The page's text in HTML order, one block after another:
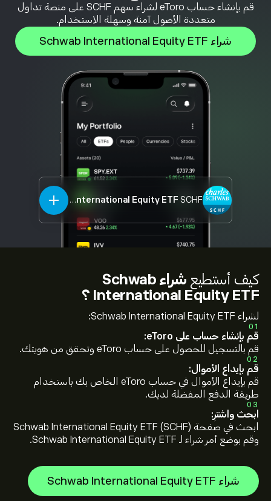
قم بإنشاء حساب eToro لشراء سهم SCHF على منصة تداول
متعددة الأصول آمنة وسهلة الاستخدام.
شراء Schwab International Equity ETF
Schwab International Equity ETF SCHF
كيف أستطيع
شراء Schwab
International Equity ETF ؟
لشراء Schwab International Equity ETF:
01
قم بإنشاء حساب على eToro:
قم بالتسجيل للحصول على حساب eToro وتحقق من هويتك.
02
قم بإيداع الأموال:
قم بإيداع الأموال في حساب eToro الخاص بك باستخدام
طريقة الدفع المفضلة لديك.
03
ابحث واشترِ:
ابحث في صفحة Schwab International Equity ETF (SCHF)
وقم بوضع أمر شراء لـ Schwab International Equity ETF.
شراء Schwab International Equity ETF